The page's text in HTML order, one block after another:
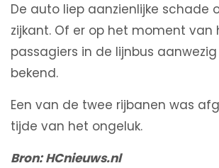
De auto liep aanzienlijke schade
zijkant. Of er op het moment van
passagiers in de lijnbus
bekend.
Een van de twee rijbanen was
tijde van het ongeluk.
Bron:HCnieuws.nl